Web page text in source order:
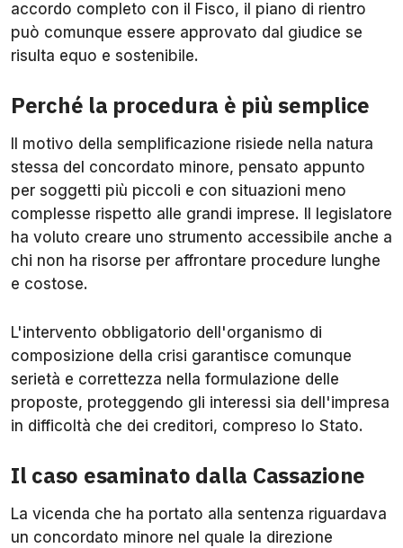
accordo completo con il Fisco, il piano di rientro
può comunque essere approvato dal giudice se
risulta equo e sostenibile.
Perché la procedura è più semplice
Il motivo della semplificazione risiede nella natura
stessa del concordato minore, pensato appunto
per soggetti più piccoli e con situazioni meno
complesse rispetto alle grandi imprese. Il legislatore
ha voluto creare uno strumento accessibile anche a
chi non ha risorse per affrontare procedure lunghe
e costose.
L'intervento obbligatorio dell'organismo di
composizione della crisi garantisce comunque
serietà e correttezza nella formulazione delle
proposte, proteggendo gli interessi sia dell'impresa
in difficoltà che dei creditori, compreso lo Stato.
Il caso esaminato dalla Cassazione
La vicenda che ha portato alla sentenza riguardava
un concordato minore nel quale la direzione